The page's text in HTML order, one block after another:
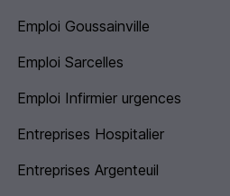
Emploi Goussainville
Emploi Sarcelles
Emploi Infirmier urgences
Entreprises Hospitalier
Entreprises Argenteuil